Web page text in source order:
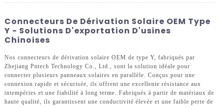
Connecteurs De Dérivation Solaire OEM Type
Y - Solutions D'exportation D'usines
Chinoises
Nos connecteurs de dérivation solaire OEM de type Y, fabriqués par
Zhejiang Pntech Technology Co., Ltd., sont la solution idéale pour
connecter plusieurs panneaux solaires en parallèle. Conçus pour une
connexion rapide et sécurisée, ils offrent une excellente résistance aux
intempéries et une fiabilité à long terme. Fabriqués à partir de matériaux de
haute qualité, ils garantissent une conductivité élevée et une faible perte de